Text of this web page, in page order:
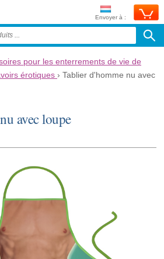
Envoyer à :
pour les enterrements de vie de
érotiques › Tablier d'homme nu avec
avec loupe